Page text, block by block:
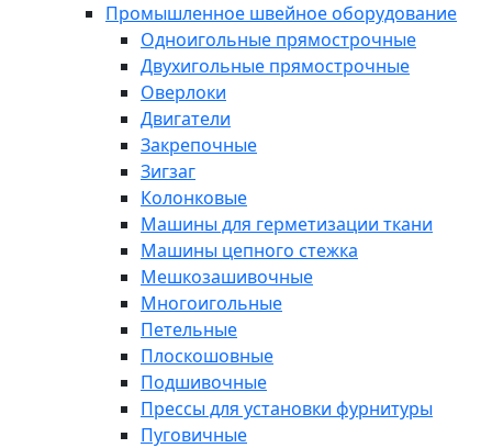
Промышленное швейное оборудование
Одноигольные прямострочные
Двухигольные прямострочные
Оверлоки
Двигатели
Закрепочные
Зигзаг
Колонковые
Машины для герметизации ткани
Машины цепного стежка
Мешкозашивочные
Многоигольные
Петельные
Плоскошовные
Подшивочные
Прессы для установки фурнитуры
Пуговичные